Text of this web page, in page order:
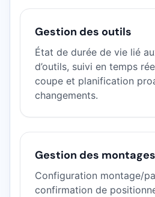
Gestion des outils
État de durée de vie lié
d’outils, suivi en temps
coupe et planification
changements.
Gestion des montages
Configuration montage/
confirmation de